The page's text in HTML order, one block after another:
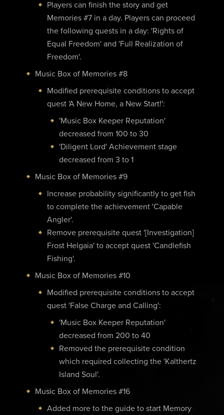
Players can finish the story and get
Memories #7 in a day. Players can proceed
the following quests in a day: 'Rights of
Equal Freedom' and 'Full Realization of
Freedom'.
Music Box of Memories #8
Modified prerequisite conditions to accept
quest 'A New Home, a New Start!':
'Music Box Keeper Reputation'
decreased from 100 to 30
'Diligent Lord' Achievement stage
decreased from 3 to 1
Music Box of Memories #9
Increase probability significantly to get fish
to complete the achievement 'Capable
Angler'.
Remove prerequisite quest '[Investigation]
Frost Helgaia' to accept quest 'Candlefish
Fishing'.
Music Box of Memories #10
Modified prerequisite conditions to accept
quest 'False Charge and Calling':
'Music Box Keeper Reputation'
decreased from 200 to 40
Removed the prerequisite condition
which required collecting the 'Kalthertz
Island Soul'.
Music Box of Memories #16
Added more to the guide to start Memory